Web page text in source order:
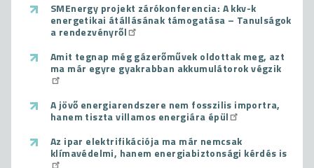
SMEnergy projekt zárókonferencia: A kkv-k
energetikai átállásának támogatása – Tanulságok
a rendezvényről
Amit tegnap még gázerőművek oldottak meg, azt
ma már egyre gyakrabban akkumulátorok végzik
A jövő energiarendszere nem fosszilis importra,
hanem tiszta villamos energiára épül
Az ipar elektrifikációja ma már nemcsak
klímavédelmi, hanem energiabiztonsági kérdés is